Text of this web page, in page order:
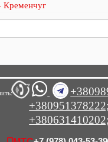
Кременчуг
+380951378222;
+380631410202;